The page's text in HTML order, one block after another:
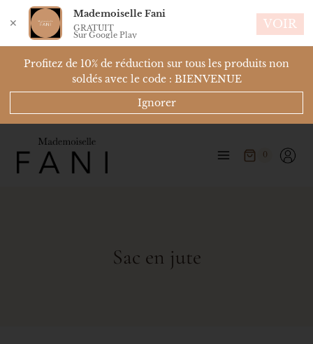
Profitez de 10% de réduction sur tous les produits non
soldés avec le code : BIENVENUE
Ignorer
0
Sac en jute
✕
Mademoiselle Fani
GRATUIT
Sur Google Play
VOIR